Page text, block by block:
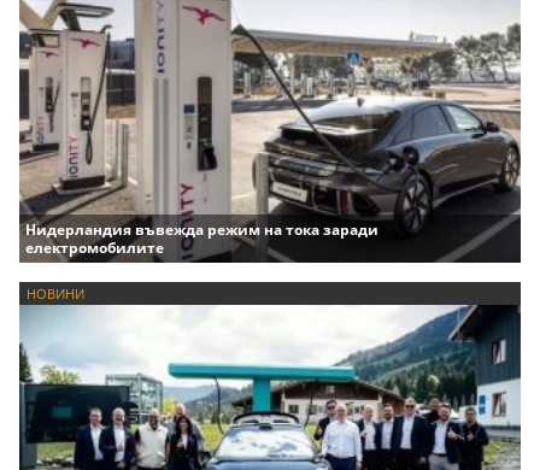
Нидерландия въвежда режим на тока заради
електромобилите
НОВИНИ